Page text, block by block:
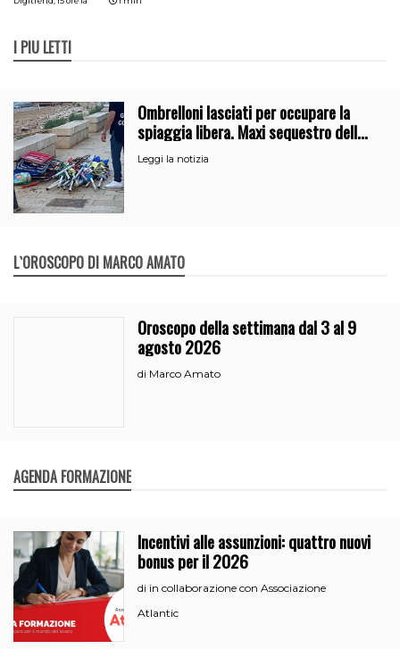
I PIÙ LETTI
Ombrelloni lasciati per occupare la
spiaggia libera. Maxi sequestro della
Guardia Costiera
Leggi la notizia
L`OROSCOPO DI MARCO AMATO
Oroscopo della settimana dal 3 al 9
agosto 2026
di Marco Amato
AGENDA FORMAZIONE
Incentivi alle assunzioni: quattro nuovi
bonus per il 2026
di in collaborazione con Associazione
Atlantic